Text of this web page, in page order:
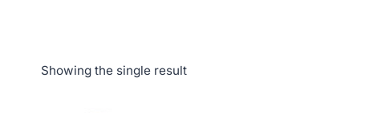
Showing the single result